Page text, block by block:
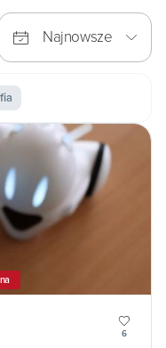
Najnowsze
6